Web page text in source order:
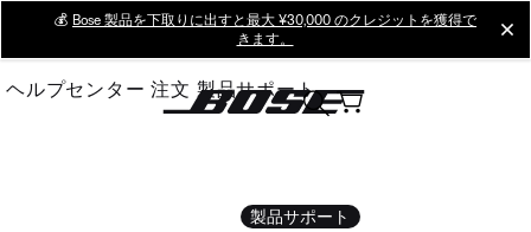
Main
💰 Bose 製品を下取りに出すと最大 ¥30,000 のクレジットを獲得で
きます。
ヘルプセンター 注文 製品サポート
製品サポート